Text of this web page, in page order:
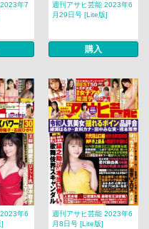
年7
週刊アサヒ芸能 2023年6
月29日号 [Lite版]
購入
年6
週刊アサヒ芸能 2023年6
月8日号 [Lite版]